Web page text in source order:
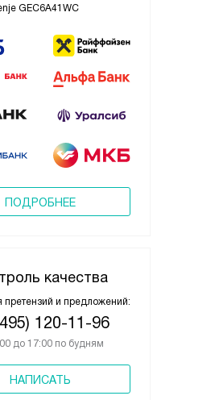
GEC6A41WC
ПОДРОБНЕЕ
качества
претензий и предложений:
120-11-96
до 17:00 по будням
НАПИСАТЬ